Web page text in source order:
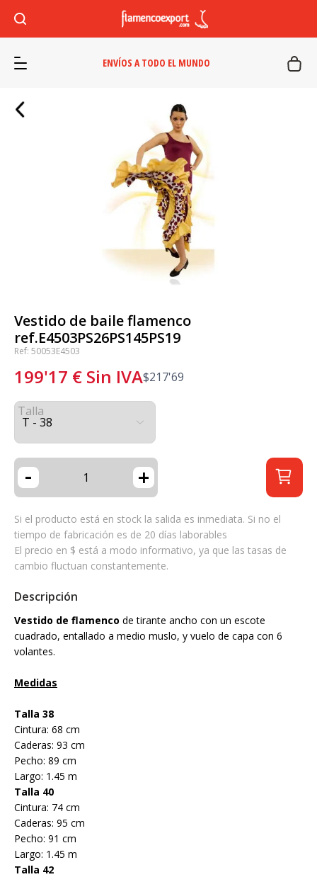
ENVÍOS A TODO EL MUNDO
Vestido de baile flamenco
ref.E4503PS26PS145PS19
Ref: 50053E4503
199'17 € Sin IVA$217'69
Talla
- +
Si el producto está en stock la salida es inmediata. Si no el
tiempo de fabricación es de 20 días laborables
El precio en $ está a modo informativo, ya que las tasas de
cambio fluctuan constantemente.
Descripción
Vestido de flamenco de tirante ancho con un escote
cuadrado, entallado a medio muslo, y vuelo de capa con 6
volantes.
Medidas
Talla 38
Cintura: 68 cm
Caderas: 93 cm
Pecho: 89 cm
Largo: 1.45 m
Talla 40
Cintura: 74 cm
Caderas: 95 cm
Pecho: 91 cm
Largo: 1.45 m
Talla 42